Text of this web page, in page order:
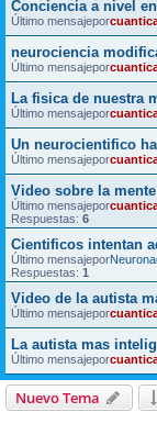
Conciencia a nivel
Último mensajepor
neurociencia
Último mensajepor
La fisica de nuestra
Último mensajepor
Un neurocientifico
Último mensajepor
Video sobre la
Último mensajepor
Respuestas: 6
Cientificos intentan
Último mensajepor
Respuestas: 1
Video de la autista
Último mensajepor
La autista mas
Último mensajepor
Nuevo Tema